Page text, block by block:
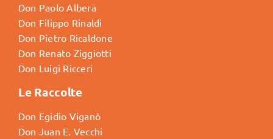
Don Paolo Albera
Don Filippo Rinaldi
Don Pietro Ricaldone
Don Renato Ziggiotti
Don Luigi Ricceri
Le Raccolte
Don Egidio Viganò
Don Juan E. Vecchi